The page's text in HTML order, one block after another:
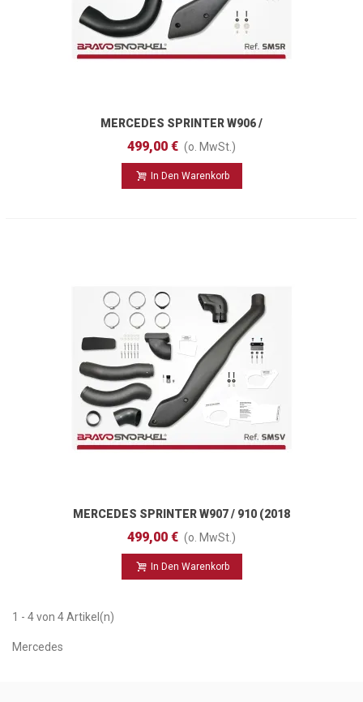
MERCEDES SPRINTER W906 /
VOLKSWAGEN CRAFTER (2006 - 2018)
499,00 € (o. MwSt.)
In Den Warenkorb
MERCEDES SPRINTER W907 / 910 (2018
- )
499,00 € (o. MwSt.)
In Den Warenkorb
1 - 4 von 4 Artikel(n)
Mercedes